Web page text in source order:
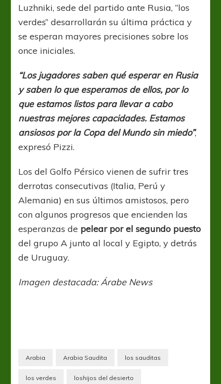
Luzhniki, sede del partido ante Rusia, “los
verdes” desarrollarán su última práctica y
se esperan mayores precisiones sobre los
once iniciales.
“Los jugadores saben qué esperar en Rusia
y saben lo que esperamos de ellos, por lo
que estamos listos para llevar a cabo
nuestras mejores capacidades. Estamos
ansiosos por la Copa del Mundo sin miedo”,
expresó Pizzi.
Los del Golfo Pérsico vienen de sufrir tres
derrotas consecutivas (Italia, Perú y
Alemania) en sus últimos amistosos, pero
con algunos progresos que encienden las
esperanzas de pelear por el segundo puesto
del grupo A junto al local y Egipto, y detrás
de Uruguay.
Imagen destacada: Árabe News
Arabia Arabia Saudita los sauditas
los verdes loshijos del desierto